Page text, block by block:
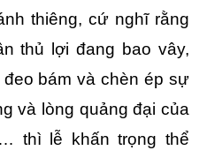
thiêng, cứ nghĩ rằng
thủ lợi đang bao vây,
bám và chèn ép sự
và lòng quảng đại của
thì lễ khấn trọng thể